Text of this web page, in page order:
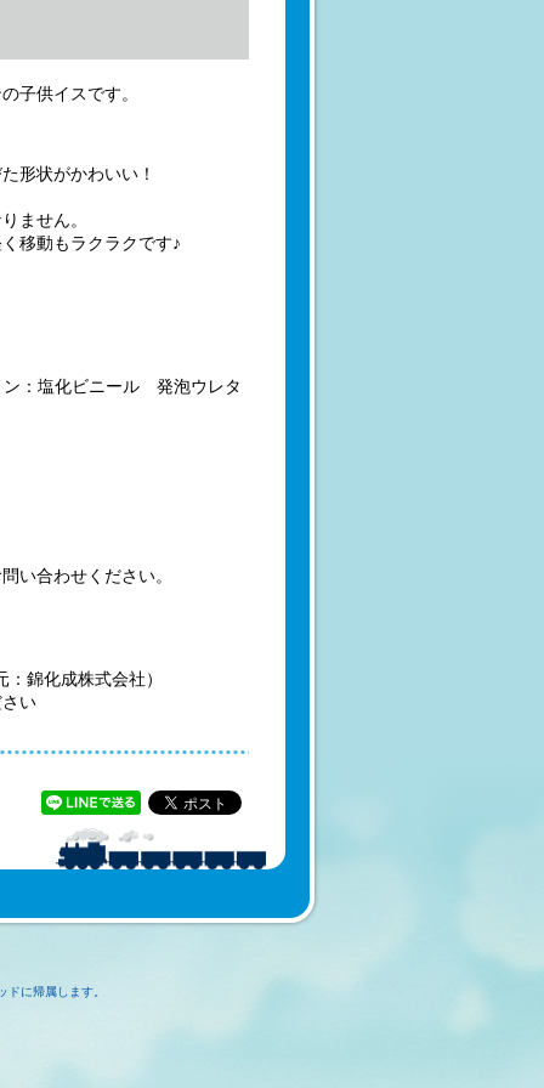
子供イスです。
形状がかわいい！
ません。
移動もラクラクです♪
：塩化ビニール 発泡ウレタ
い合わせください。
錦化成株式会社）
い
に帰属します。